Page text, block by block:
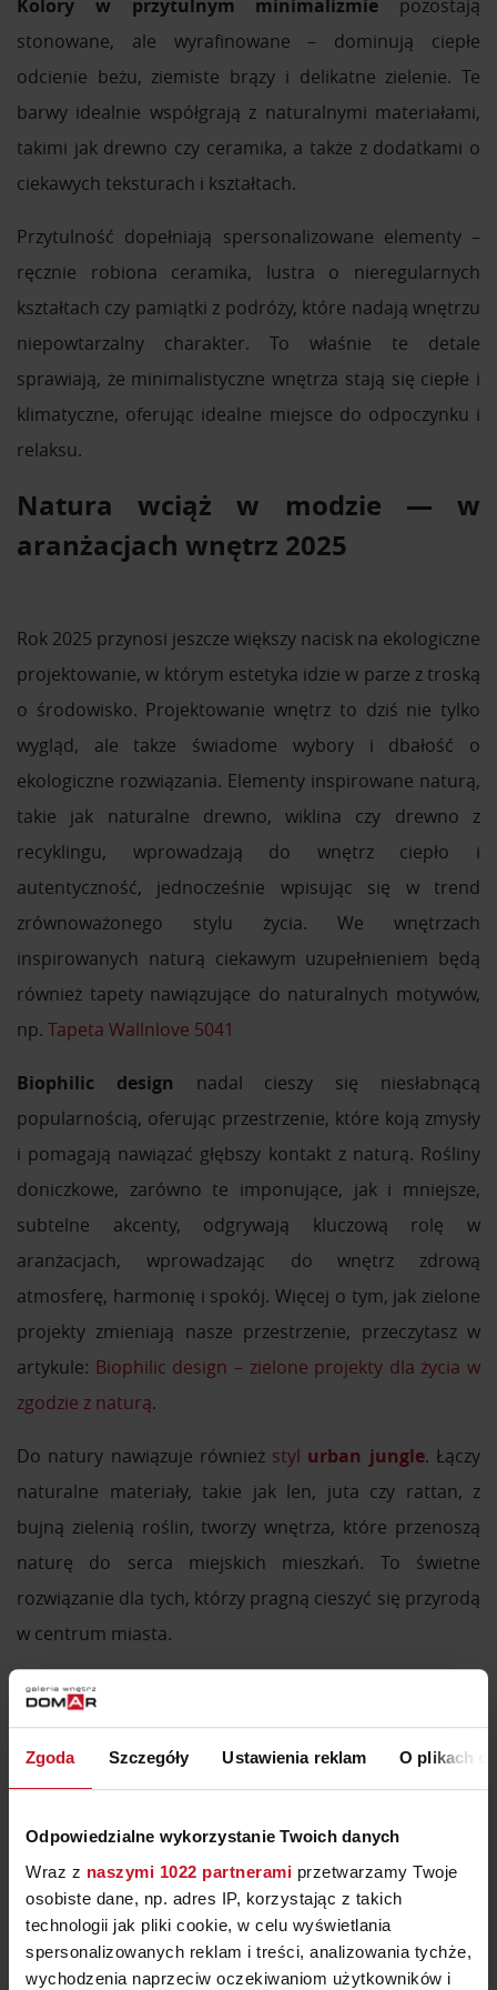
Zgoda Szczegóły Ustawienia reklam O plikach
Odpowiedzialne wykorzystanie Twoich danych
Wraz z naszymi 1022 partnerami przetwarzamy Twoje
osobiste dane, np. adres IP, korzystając z takich
technologii jak pliki cookie, w celu wyświetlania
spersonalizowanych reklam i treści, analizowania tychże,
wychodzenia naprzeciw oczekiwaniom użytkowników i
Kolory w przytulnym minimalizmie pozostają
stonowane, ale wyrafinowane – dominują ciepłe
odcienie beżu, ziemiste brązy i delikatne zielenie. Te
barwy idealnie współgrają z naturalnymi materiałami,
takimi jak drewno czy ceramika, a także z dodatkami o
ciekawych teksturach i kształtach.
Przytulność dopełniają spersonalizowane elementy –
ręcznie robiona ceramika, lustra o nieregularnych
kształtach czy pamiątki z podróży, które nadają wnętrzu
niepowtarzalny charakter. To właśnie te detale
sprawiają, że minimalistyczne wnętrza stają się ciepłe i
klimatyczne, oferując idealne miejsce do odpoczynku i
relaksu.
Natura wciąż w modzie — w
aranżacjach wnętrz 2025
Rok 2025 przynosi jeszcze większy nacisk na ekologiczne
projektowanie, w którym estetyka idzie w parze z troską
o środowisko. Projektowanie wnętrz to dziś nie tylko
wygląd, ale także świadome wybory i dbałość o
ekologiczne rozwiązania. Elementy inspirowane naturą,
takie jak naturalne drewno, wiklina czy drewno z
recyklingu, wprowadzają do wnętrz ciepło i
autentyczność, jednocześnie wpisując się w trend
zrównoważonego stylu życia. We wnętrzach
inspirowanych naturą ciekawym uzupełnieniem będą
również tapety nawiązujące do naturalnych motywów,
np. Tapeta Wallnlove 5041
Biophilic design nadal cieszy się niesłabnącą
popularnością, oferując przestrzenie, które koją zmysły
i pomagają nawiązać głębszy kontakt z naturą. Rośliny
doniczkowe, zarówno te imponujące, jak i mniejsze,
subtelne akcenty, odgrywają kluczową rolę w
aranżacjach, wprowadzając do wnętrz zdrową
atmosferę, harmonię i spokój. Więcej o tym, jak zielone
projekty zmieniają nasze przestrzenie, przeczytasz w
artykule: Biophilic design – zielone projekty dla życia w
zgodzie z naturą.
Do natury nawiązuje również styl urban jungle. Łączy
naturalne materiały, takie jak len, juta czy rattan, z
bujną zielenią roślin, tworzy wnętrza, które przenoszą
naturę do serca miejskich mieszkań. To świetne
rozwiązanie dla tych, którzy pragną cieszyć się przyrodą
w centrum miasta.
Naturalne drewno w postaci stołów, blatów czy mebli w
połączeniu z wiklinowymi akcentami, jak kosze i lampy,
to must-have w aranżacjach wnętrz 2025 roku.
powierzchnie i wyraziste tekstury
Rok 2025 to czas, w którym tekstury i wykończenia
odgrywają kluczową rolę w projektowaniu wnętrz.